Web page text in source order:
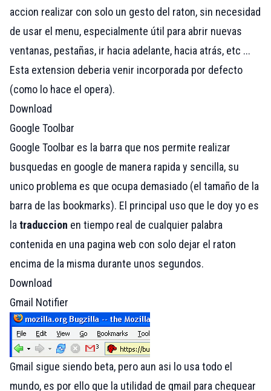
accion realizar con solo un gesto del raton, sin necesidad
de usar el menu, especialmente útil para abrir nuevas
ventanas, pestañas, ir hacia adelante, hacia atrás, etc ...
Esta extension deberia venir incorporada por defecto
(como lo hace el opera).
Download
Google Toolbar
Google Toolbar es la barra que nos permite realizar
busquedas en google de manera rapida y sencilla, su
unico problema es que ocupa demasiado (el tamaño de la
barra de las bookmarks). El principal uso que le doy yo es
latraduccion en tiempo real de cualquier palabra
contenida en una pagina web con solo dejar el raton
encima de la misma durante unos segundos.
Download
Gmail Notifier
Gmail sigue siendo beta, pero aun asi lo usa todo el
mundo, es por ello que la utilidad de gmail para chequear